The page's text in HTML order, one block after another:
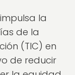
la
de la
(TIC) en
de reducir